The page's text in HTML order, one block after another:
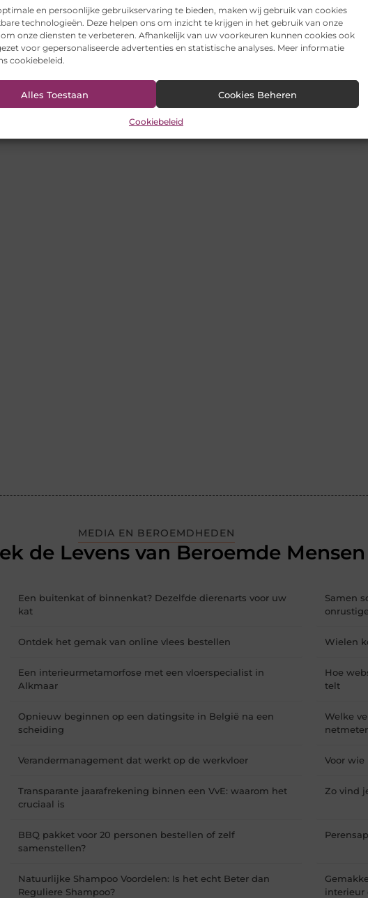
en persoonlijke gebruikservaring te bieden, maken wij gebruik van cookies
technologieën. Deze helpen ons om inzicht te krijgen in het gebruik van onze
onze diensten te verbeteren. Afhankelijk van uw voorkeuren kunnen cookies ook
voor gepersonaliseerde advertenties en statistische analyses. Meer informatie
cookiebeleid.
Alles Toestaan Cookies Beheren
Cookiebeleid
MEDIA EN BEROEMDHEDEN
de Levens van Beroemde Mensen
Een buitenkat of binnenkat? Dezelfde dierenarts voor uw
kat
Samen
Ontdek het gemak van online vlees bestellen Wielen
Een interieurmetamorfose met een vloerspecialist in
Alkmaar
Hoe
telt
Opnieuw beginnen op een datingsite in België na een
scheiding
Welke
Verandermanagement dat werkt op de werkvloer Voor
Transparante jaarafrekening binnen een VvE: waarom het
cruciaal is
Zo vind
BBQ pakket voor 20 personen bestellen of zelf
samenstellen?
Natuurlijke Shampoo Voordelen: Is het echt Beter dan
Reguliere Shampoo?
interieur